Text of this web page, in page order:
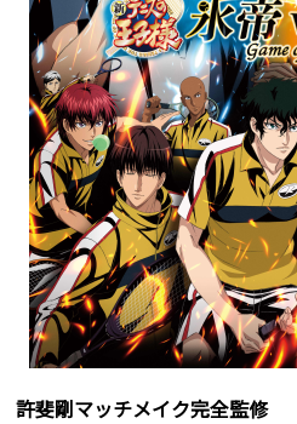
許斐剛マッチメイク完全監修